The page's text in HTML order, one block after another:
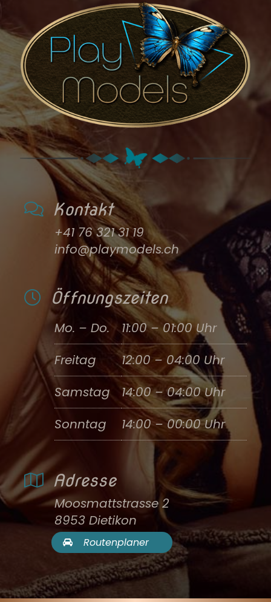
Kontakt
+41 76 321 31 19
info@playmodels.ch
Öffnungszeiten
Mo. – Do.
11:00 – 01:00 Uhr
Freitag
12:00 – 04:00 Uhr
Samstag
14:00 – 04:00 Uhr
Sonntag
14:00 – 00:00 Uhr
Adresse
Moosmattstrasse 2
8953 Dietikon
Routenplaner